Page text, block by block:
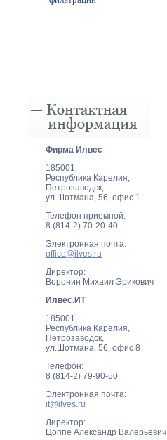
Фирма Илвеc
185001,
Республика Карелия,
Петрозаводск,
ул.Шотмана, 56, офис 1
Телефон приемной:
8 (814-2) 70-20-40
Электронная почта:
office@ilves.ru
Директор:
Воронин Михаил Эрикович
Илвес.ИТ
185001,
Республика Карелия,
Петрозаводск,
ул.Шотмана, 56, офис 8
Телефон:
8 (814-2) 79-90-50
Электронная почта:
it@ilves.ru
Директор:
Цоппе Александр Валерьевич